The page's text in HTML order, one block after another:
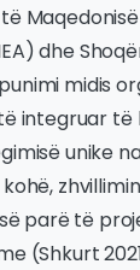
dhe
midis
integruar
unike
parë të
(Shkurt